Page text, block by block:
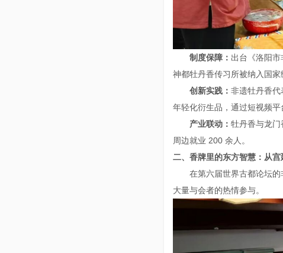
制度保障： 出台《洛阳
神都牡丹香传习所被纳入国
创新实践： 非遗牡丹香
年轻化衍生品，通过短视频平
产业联动： 牡丹香与龙
周边就业 200 余人。
二、 香牌里的东方智慧：从
在第六届世界古都论坛
大量与会者的热情参与。